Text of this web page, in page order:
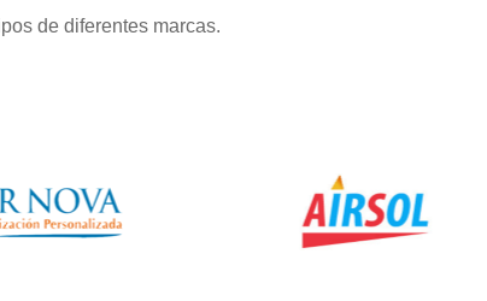
de diferentes marcas.